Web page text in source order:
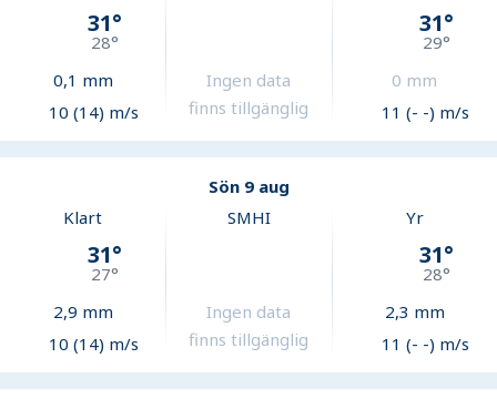
31°
28°
0,1 mm
10 (14) m/s
Ingen data
finns tillgänglig
31°
29°
0 mm
11 (- -) m/s
Sön 9 aug
Klart
31°
27°
2,9 mm
10 (14) m/s
SMHI
Ingen data
finns tillgänglig
Yr
31°
28°
2,3 mm
11 (- -) m/s